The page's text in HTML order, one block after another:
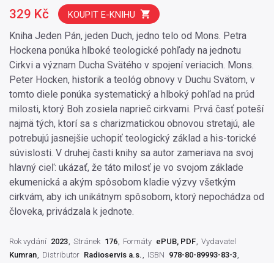
Kniha Jeden Pán, jeden Duch, jedno telo od Mons. Petra
Hockena ponúka hlboké teologické pohľady na jednotu
Cirkvi a význam Ducha Svätého v spojení veriacich. Mons.
Peter Hocken, historik a teológ obnovy v Duchu Svätom, v
tomto diele ponúka systematický a hlboký pohľad na prúd
milosti, ktorý Boh zosiela naprieč cirkvami. Prvá časť poteší
najmä tých, ktorí sa s charizmatickou obnovou stretajú, ale
potrebujú jasnejšie uchopiť teologický základ a his-torické
súvislosti. V druhej časti knihy sa autor zameriava na svoj
hlavný cieľ: ukázať, že táto milosť je vo svojom základe
ekumenická a akým spôsobom kladie výzvy všetkým
cirkvám, aby ich unikátnym spôsobom, ktorý nepochádza od
človeka, privádzala k jednote.
329 Kč KOUPIT E-KNIHU
Rok vydání 2023 Stránek 176 Formáty ePUB, PDF Vydavatel
Kumran
Distributor Radioservis a.s. ISBN 978-80-89993-83-3